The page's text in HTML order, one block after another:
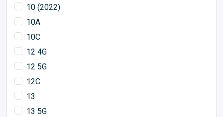
10 (2022)
10A
10C
12 4G
12 5G
12C
13
13 5G